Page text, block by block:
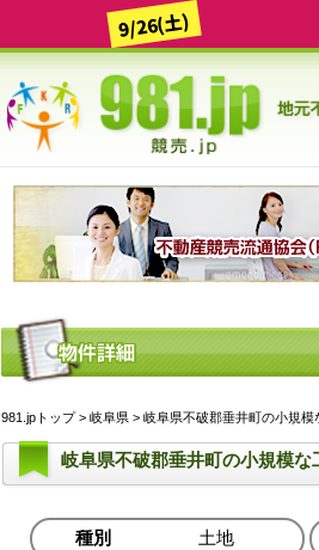
9/26(土)
981.jpトップ> 岐阜県 > 岐阜県不破郡垂井町の小規
岐阜県不破郡垂井町の小規模
種別 土地